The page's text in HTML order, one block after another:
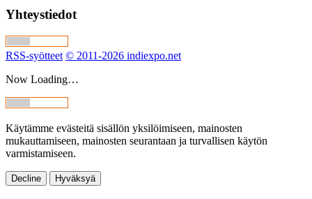
Yhteystiedot
RSS-syötteet © 2011-2026 indiexpo.net
Now Loading…
Käytämme evästeitä sisällön yksilöimiseen, mainosten
mukauttamiseen, mainosten seurantaan ja turvallisen käytön
varmistamiseen.
Decline Hyväksyä